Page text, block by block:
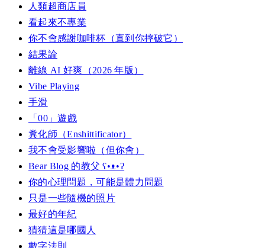
人類超商店員
看起來不專業
你不會感謝咖啡杯（直到你摔破它）
結果論
離線 AI 好爽（2026 年版）
Vibe Playing
手滑
「00」遊戲
糞化師（Enshittificator）
我不會受影響啦（但你會）
Bear Blog 的教父 ʕ•ᴥ•ʔ
你的心理問題，可能是體力問題
只是一些隨機的照片
最好的年紀
猜猜這是哪國人
數字法則